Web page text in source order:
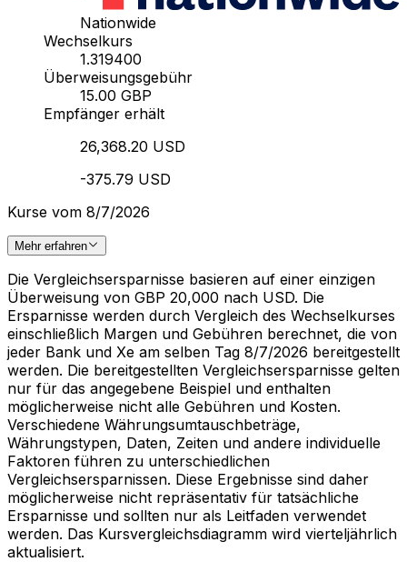
Nationwide
Wechselkurs
1.319400
Überweisungsgebühr
15.00 GBP
Empfänger erhält
26,368.20 USD
-375.79 USD
Kurse vom 8/7/2026
Mehr erfahren
Die Vergleichsersparnisse basieren auf einer einzigen
Überweisung von GBP 20,000 nach USD. Die
Ersparnisse werden durch Vergleich des Wechselkurses
einschließlich Margen und Gebühren berechnet, die von
jeder Bank und Xe am selben Tag 8/7/2026 bereitgestellt
werden. Die bereitgestellten Vergleichsersparnisse gelten
nur für das angegebene Beispiel und enthalten
möglicherweise nicht alle Gebühren und Kosten.
Verschiedene Währungsumtauschbeträge,
Währungstypen, Daten, Zeiten und andere individuelle
Faktoren führen zu unterschiedlichen
Vergleichsersparnissen. Diese Ergebnisse sind daher
möglicherweise nicht repräsentativ für tatsächliche
Ersparnisse und sollten nur als Leitfaden verwendet
werden. Das Kursvergleichsdiagramm wird vierteljährlich
aktualisiert.